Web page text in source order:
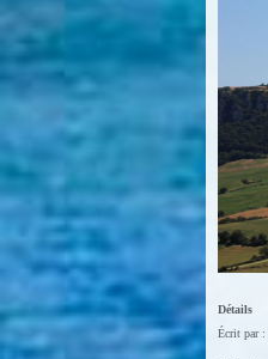
Détails
Écrit par :